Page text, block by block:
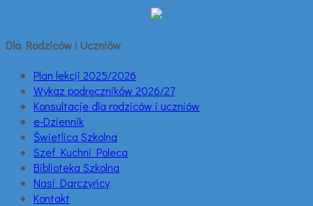
Dla Rodziców i Uczniów
Plan lekcji 2025/2026
Wykaz podręczników 2026/27
Konsultacje dla rodziców i uczniów
e-Dziennik
Świetlica Szkolna
Szef Kuchni Poleca
Biblioteka Szkolna
Nasi Darczyńcy
Kontakt